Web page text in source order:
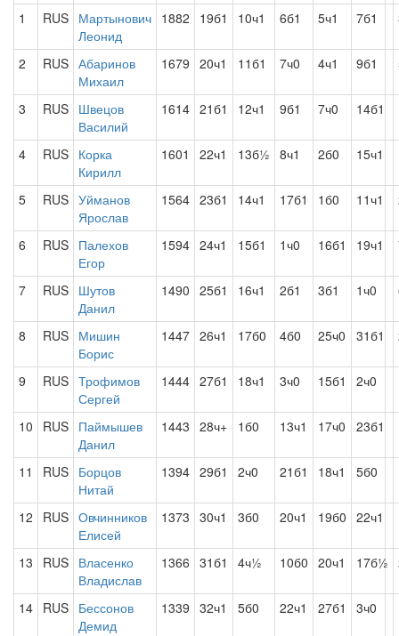
1
RUS Мартынович
Леонид
1882 19б1 10ч1 6б1 5ч1 7б1
2 RUS Абаринов
Михаил
1679 20ч1 11б1 7ч0 4ч1 9б1
3 RUS Швецов
Василий
1614 21б1 12ч1 9б1 7ч0 14б1
4 RUS Корка
Кирилл
1601 22ч1 13б½ 8ч1 2б0 15ч1
5 RUS Уйманов
Ярослав
1564 23б1 14ч1 17б1 1б0 11ч1
6 RUS Палехов
Егор
1594 24ч1 15б1 1ч0 16б1 19ч1
7 RUS Шутов
Данил
1490 25б1 16ч1 2б1 3б1 1ч0
8 RUS Мишин
Борис
1447 26ч1 17б0 4б0 25ч0 31б1
9 RUS Трофимов
Сергей
1444 27б1 18ч1 3ч0 15б1 2ч0
10 RUS Паймышев
Данил
1443 28ч+ 1б0 13ч1 17ч0 23б1
11 RUS Борцов
Нитай
1394 29б1 2ч0 21б1 18ч1 5б0
12 RUS Овчинников
Елисей
1373 30ч1 3б0 20ч1 19б0 22ч1
13 RUS Власенко
Владислав
1366 31б1 4ч½ 10б0 20ч1 17б½
14 RUS Бессонов
Демид
1339 32ч1 5б0 22ч1 27б1 3ч0